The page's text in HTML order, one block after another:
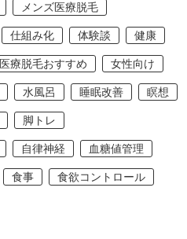
メンズ医療脱毛
仕組み化 体験談 健康
医療脱毛おすすめ 女性向け
水風呂 睡眠改善 瞑想
脚トレ
自律神経 血糖値管理
食事 食欲コントロール